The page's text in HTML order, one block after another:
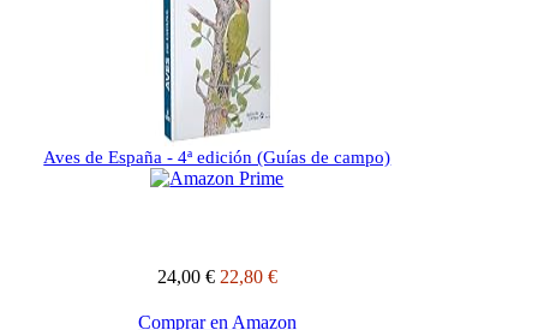
Aves de España - 4ª edición (Guías de campo)
24,00 € 22,80 €
Comprar en Amazon